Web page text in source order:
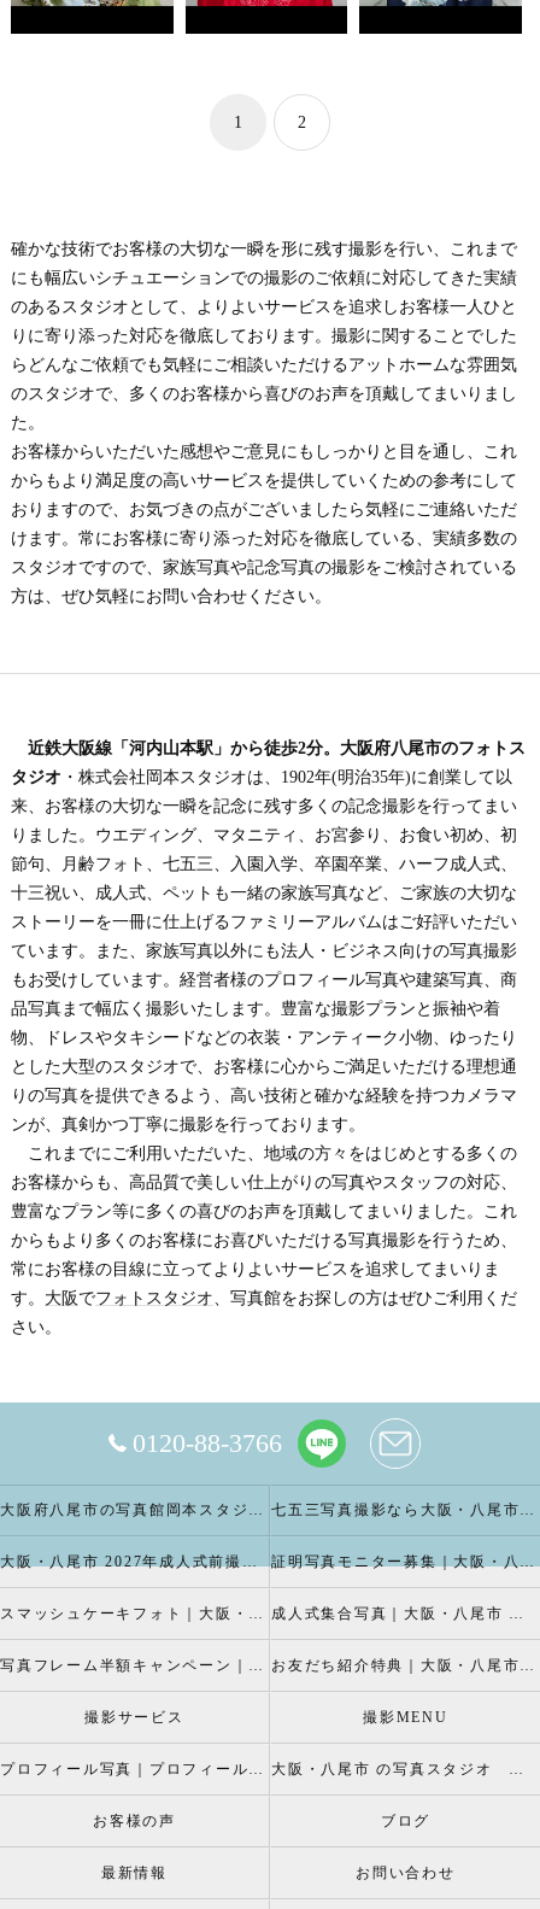
1 2
確かな技術でお客様の大切な一瞬を形に残す撮影を行い、これまで
にも幅広いシチュエーションでの撮影のご依頼に対応してきた実績
のあるスタジオとして、よりよいサービスを追求しお客様一人ひと
りに寄り添った対応を徹底しております。撮影に関することでした
らどんなご依頼でも気軽にご相談いただけるアットホームな雰囲気
のスタジオで、多くのお客様から喜びのお声を頂戴してまいりまし
た。
お客様からいただいた感想やご意見にもしっかりと目を通し、これ
からもより満足度の高いサービスを提供していくための参考にして
おりますので、お気づきの点がございましたら気軽にご連絡いただ
けます。常にお客様に寄り添った対応を徹底している、実績多数の
スタジオですので、家族写真や記念写真の撮影をご検討されている
方は、ぜひ気軽にお問い合わせください。
近鉄大阪線「河内山本駅」から徒歩2分。大阪府八尾市のフォトス
タジオ ・株式会社岡本スタジオは、1902年(明治35年)に創業して以
来、お客様の大切な一瞬を記念に残す多くの記念撮影を行ってまい
りました。ウエディング、マタニティ、お宮参り、お食い初め、初
節句、月齢フォト、七五三、入園入学、卒園卒業、ハーフ成人式、
十三祝い、成人式、ペットも一緒の家族写真など、ご家族の大切な
ストーリーを一冊に仕上げるファミリーアルバムはご好評いただい
ています。また、家族写真以外にも法人・ビジネス向けの写真撮影
もお受けしています。経営者様のプロフィール写真や建築写真、商
品写真まで幅広く撮影いたします。豊富な撮影プランと振袖や着
物、ドレスやタキシードなどの衣装・アンティーク小物、ゆったり
とした大型のスタジオで、お客様に心からご満足いただける理想通
りの写真を提供できるよう、高い技術と確かな経験を持つカメラマ
ンが、真剣かつ丁寧に撮影を行っております。
これまでにご利用いただいた、地域の方々をはじめとする多くの
お客様からも、高品質で美しい仕上がりの写真やスタッフの対応、
豊富なプラン等に多くの喜びのお声を頂戴してまいりました。これ
からもより多くのお客様にお喜びいただける写真撮影を行うため、
常にお客様の目線に立ってよりよいサービスを追求してまいりま
す。 大阪 でフォトスタジオ 、写真館をお探しの方はぜひご利用くだ
さい。
0120-88-3766
大阪府八尾市の写真館岡本スタジオの撮影キャンペーン 七五三写真撮影なら大阪・八尾市 の岡本スタジオへ
大阪・八尾市 2027年成人式前撮り振袖写真撮影、成人振袖レンタルなら2026年成人前撮りキャペーン開催中の岡本スタジオへ 証明写真モニター募集｜大阪・八尾市 証明写真撮影なら岡本スタジオへ！証明写真モニターモデル募集中！
スマッシュケーキフォト｜大阪・八尾市 スマッシュケーキ写真撮影、ベビーフォト撮影は岡本スタジオへ 成人式集合写真｜大阪・八尾市 友達集合写真、成人式集合写真撮影なら岡本スタジオへ
写真フレーム半額キャンペーン｜大阪・八尾市 写真撮影なら半額割引キャペーン開催中の岡本スタジオへ お友だち紹介特典｜大阪・八尾市 記念写真撮影なら岡本スタジオへ
撮影サービス 撮影MENU
プロフィール写真｜プロフィールフォト 大阪・八尾市 の写真スタジオ 岡本スタジオ2026年七五三撮影特設ページ
お客様の声 ブログ
最新情報 お問い合わせ